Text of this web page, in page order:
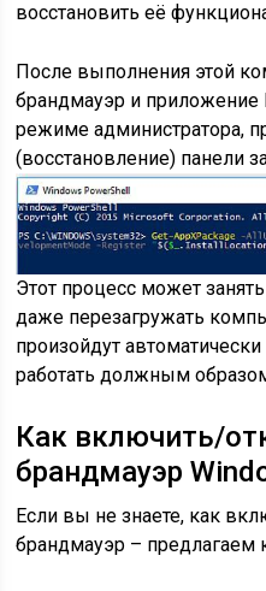
восстановить её
После выполнения этой
брандмауэр и приложение
режиме администратора,
(восстановление) панели
Этот процесс может
даже перезагружать
произойдут
работать должным
Как включить/
брандмауэр
Если вы не знаете, как
брандмауэр – предлагаем